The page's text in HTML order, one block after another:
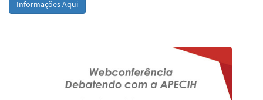
Informações Aqui